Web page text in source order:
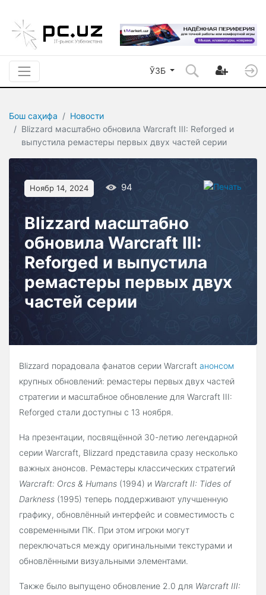
ЎЗБ
Бош саҳифа
Новости
Blizzard масштабно обновила Warcraft III: Reforged и
выпустила ремастеры первых двух частей серии
Ноябр 14, 2024 94
Blizzard масштабно
обновила Warcraft III:
Reforged и выпустила
ремастеры первых двух
частей серии
Blizzard порадовала фанатов серии Warcraft анонсом
крупных обновлений: ремастеры первых двух частей
стратегии и масштабное обновление для Warcraft III:
Reforged стали доступны с 13 ноября.
На презентации, посвящённой 30-летию легендарной
серии Warcraft, Blizzard представила сразу несколько
важных анонсов. Ремастеры классических стратегий
Warcraft: Orcs & Humans (1994) и Warcraft II: Tides of
Darkness (1995) теперь поддерживают улучшенную
графику, обновлённый интерфейс и совместимость с
современными ПК. При этом игроки могут
переключаться между оригинальными текстурами и
обновлёнными визуальными элементами.
Также было выпущено обновление 2.0 для Warcraft III: